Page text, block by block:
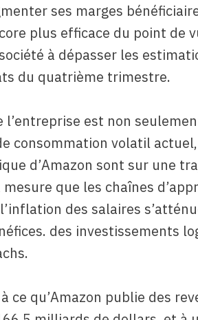
ses marges
plus efficace du point de
à dépasser les
du quatrième trimestre.
l’entreprise est non
consommation volatil
d’Amazon sont sur une
que les chaînes
des salaires
des investissements
ce qu’Amazon publie des